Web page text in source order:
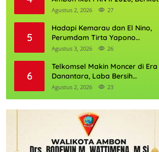
Daftarnya
Agustus 2, 2026 27
5
Hadapi Kemarau dan El Nino,
Perumdam Tirta Yapono
Perkuat Cadangan Air Ambon
Agustus 3, 2026 26
6
Telkomsel Makin Moncer di Era
Danantara, Laba Bersih
Semester I 2026 Tembus Rp10,4
Agustus 2, 2026 23